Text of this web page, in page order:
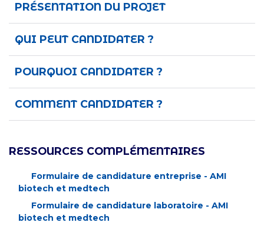
PRÉSENTATION DU PROJET
QUI PEUT CANDIDATER ?
POURQUOI CANDIDATER ?
COMMENT CANDIDATER ?
RESSOURCES COMPLÉMENTAIRES
Formulaire de candidature entreprise - AMI
biotech et medtech
Formulaire de candidature laboratoire - AMI
biotech et medtech